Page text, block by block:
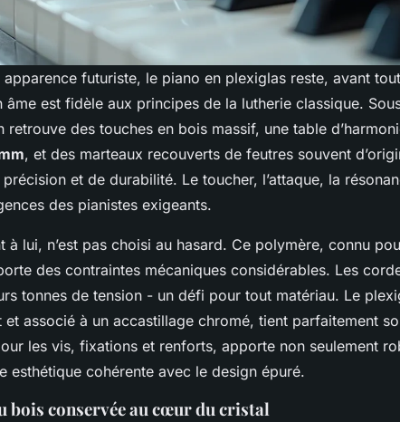
futuriste, le piano en plexiglas reste, avant
âme est fidèle aux principes de la lutherie classique.
retrouve des touches en bois massif, une table
, et des marteaux recouverts de feutres souvent
et de durabilité. Le toucher, l’attaque, la
des pianistes exigeants.
à lui, n’est pas choisi au hasard. Ce polymère, connu
des contraintes mécaniques considérables. Les
tonnes de tension - un défi pour tout matériau. Le
et associé à un accastillage chromé, tient parfaitement
les vis, fixations et renforts, apporte non seulement
esthétique cohérente avec le design épuré.
bois conservée au cœur du cristal